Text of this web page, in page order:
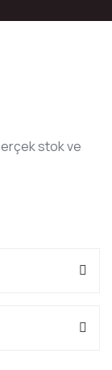
stok ve